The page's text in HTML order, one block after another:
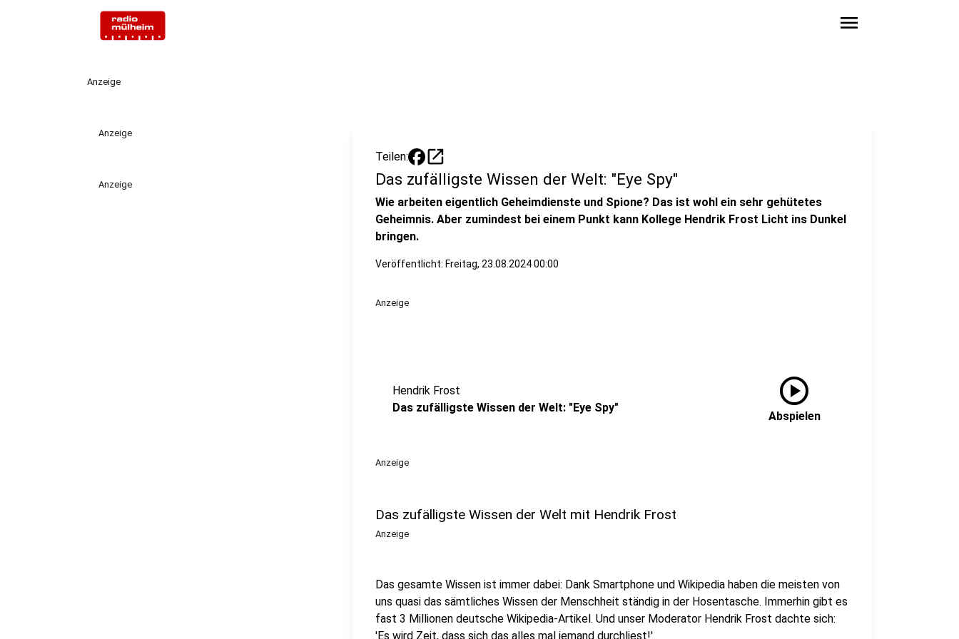
menu
Anzeige
Anzeige
Anzeige
Teilen: open_in_new
Das zufälligste Wissen der Welt: "Eye Spy"
Wie arbeiten eigentlich Geheimdienste und Spione? Das ist wohl ein sehr gehütetes
Geheimnis. Aber zumindest bei einem Punkt kann Kollege Hendrik Frost Licht ins Dunkel
bringen.
Veröffentlicht: Freitag, 23.08.2024 00:00
Anzeige
Hendrik Frost
Das zufälligste Wissen der Welt: "Eye Spy"
play_circle
Abspielen
Anzeige
Das zufälligste Wissen der Welt mit Hendrik Frost
Anzeige
Das gesamte Wissen ist immer dabei: Dank Smartphone und Wikipedia haben die meisten von
uns quasi das sämtliches Wissen der Menschheit ständig in der Hosentasche. Immerhin gibt es
fast 3 Millionen deutsche Wikipedia-Artikel. Und unser Moderator Hendrik Frost dachte sich:
'Es wird Zeit, dass sich das alles mal jemand durchliest!'